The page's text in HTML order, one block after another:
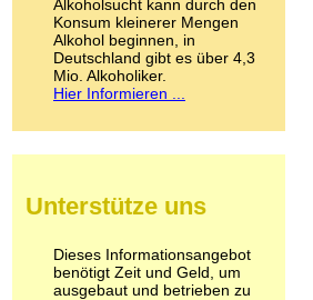
Marihuana
Medikamente
Meskalin
Metamphetamin
Methadon
Pilze
Psychopharmaka
Schlafmittel
Schmerzmittel
Alkoholsucht kann durch den
Konsum kleinerer Mengen
Alkohol beginnen, in
Deutschland gibt es über 4,3
Mio. Alkoholiker.
Hier Informieren ...
Unterstütze uns
Dieses Informationsangebot
benötigt Zeit und Geld, um
ausgebaut und betrieben zu